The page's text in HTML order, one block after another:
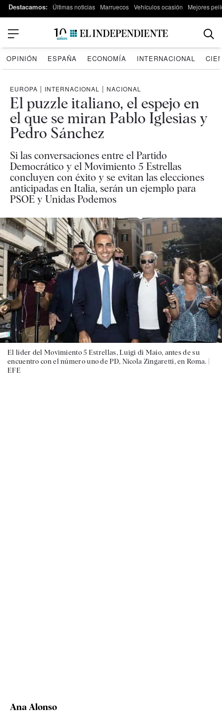
Destacamos: Últimas noticias Marruecos Vehículos ocasión Mejores
OPINIÓN ESPAÑA ECONOMÍA INTERNACIONAL
EUROPA | INTERNACIONAL | NACIONAL
El puzzle italiano, el espejo en
el que se miran Pablo Iglesias y
Pedro Sánchez
Si las conversaciones entre el Partido
Democrático y el Movimiento 5 Estrellas
concluyen con éxito y se evitan las elecciones
anticipadas en Italia, serán un ejemplo para
PSOE y Unidas Podemos
El líder del Movimiento 5 Estrellas, Luigi di Maio, antes de su
encuentro con el número uno de PD, Nicola Zingaretti, en Roma. |
EFE
Ana Alonso